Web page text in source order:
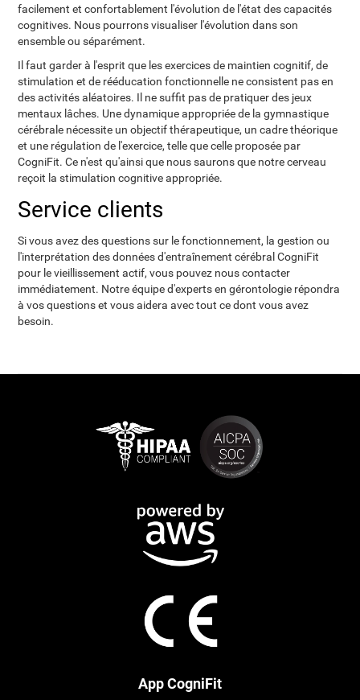
facilement et confortablement l'évolution de l'état des capacités
cognitives. Nous pourrons visualiser l'évolution dans son
ensemble ou séparément.
Il faut garder à l'esprit que les exercices de maintien cognitif, de
stimulation et de rééducation fonctionnelle ne consistent pas en
des activités aléatoires. Il ne suffit pas de pratiquer des jeux
mentaux lâches. Une dynamique appropriée de la gymnastique
cérébrale nécessite un objectif thérapeutique, un cadre théorique
et une régulation de l'exercice, telle que celle proposée par
CogniFit. Ce n'est qu'ainsi que nous saurons que notre cerveau
reçoit la stimulation cognitive appropriée.
Service clients
Si vous avez des questions sur le fonctionnement, la gestion ou
l'interprétation des données d'entraînement cérébral CogniFit
pour le vieillissement actif, vous pouvez nous contacter
immédiatement. Notre équipe d'experts en gérontologie répondra
à vos questions et vous aidera avec tout ce dont vous avez
besoin.
App CogniFit